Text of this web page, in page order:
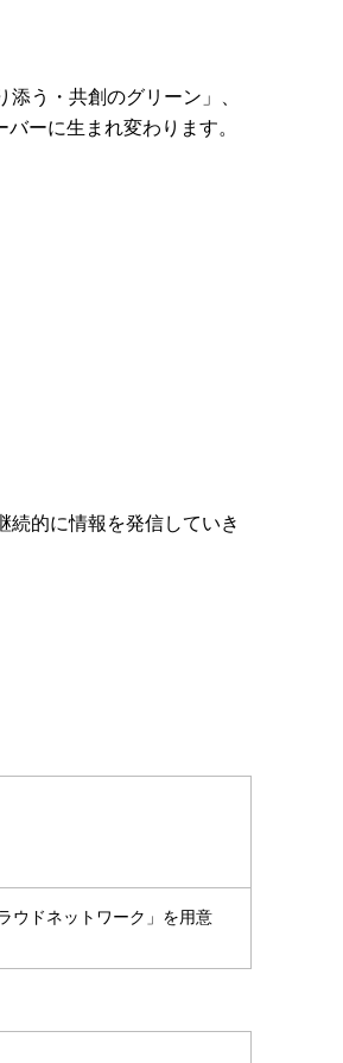
う・共創のグリーン」、
ーに生まれ変わります。
続的に情報を発信していき
ウドネットワーク」を用意